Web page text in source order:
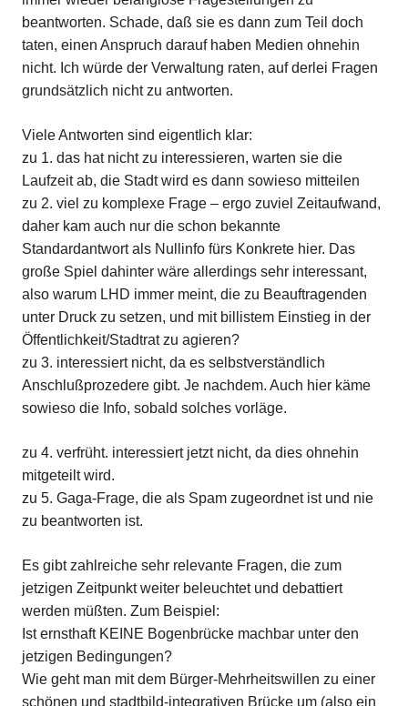
beantworten. Schade, daß sie es dann zum Teil doch
taten, einen Anspruch darauf haben Medien ohnehin
nicht. Ich würde der Verwaltung raten, auf derlei Fragen
grundsätzlich nicht zu antworten.
Viele Antworten sind eigentlich klar:
zu 1. das hat nicht zu interessieren, warten sie die
Laufzeit ab, die Stadt wird es dann sowieso mitteilen
zu 2. viel zu komplexe Frage – ergo zuviel Zeitaufwand,
daher kam auch nur die schon bekannte
Standardantwort als Nullinfo fürs Konkrete hier. Das
große Spiel dahinter wäre allerdings sehr interessant,
also warum LHD immer meint, die zu Beauftragenden
unter Druck zu setzen, und mit billistem Einstieg in der
Öffentlichkeit/Stadtrat zu agieren?
zu 3. interessiert nicht, da es selbstverständlich
Anschlußprozedere gibt. Je nachdem. Auch hier käme
sowieso die Info, sobald solches vorläge.
zu 4. verfrüht. interessiert jetzt nicht, da dies ohnehin
mitgeteilt wird.
zu 5. Gaga-Frage, die als Spam zugeordnet ist und nie
zu beantworten ist.
Es gibt zahlreiche sehr relevante Fragen, die zum
jetzigen Zeitpunkt weiter beleuchtet und debattiert
werden müßten. Zum Beispiel:
Ist ernsthaft KEINE Bogenbrücke machbar unter den
jetzigen Bedingungen?
Wie geht man mit dem Bürger-Mehrheitswillen zu einer
schönen und stadtbild-integrativen Brücke um (also ein